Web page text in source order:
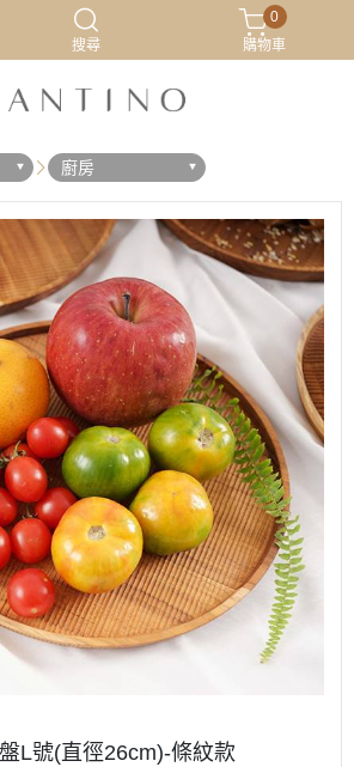
搜尋
有機棉 睡衣
0
購物車
廚房
L號(直徑26cm)-條紋款